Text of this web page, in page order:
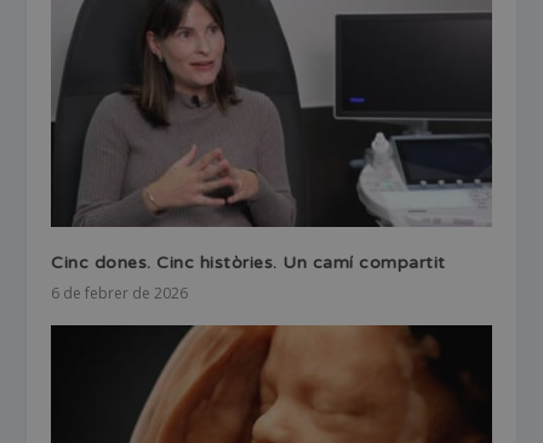
Cinc dones. Cinc històries. Un camí compartit
6 de febrer de 2026